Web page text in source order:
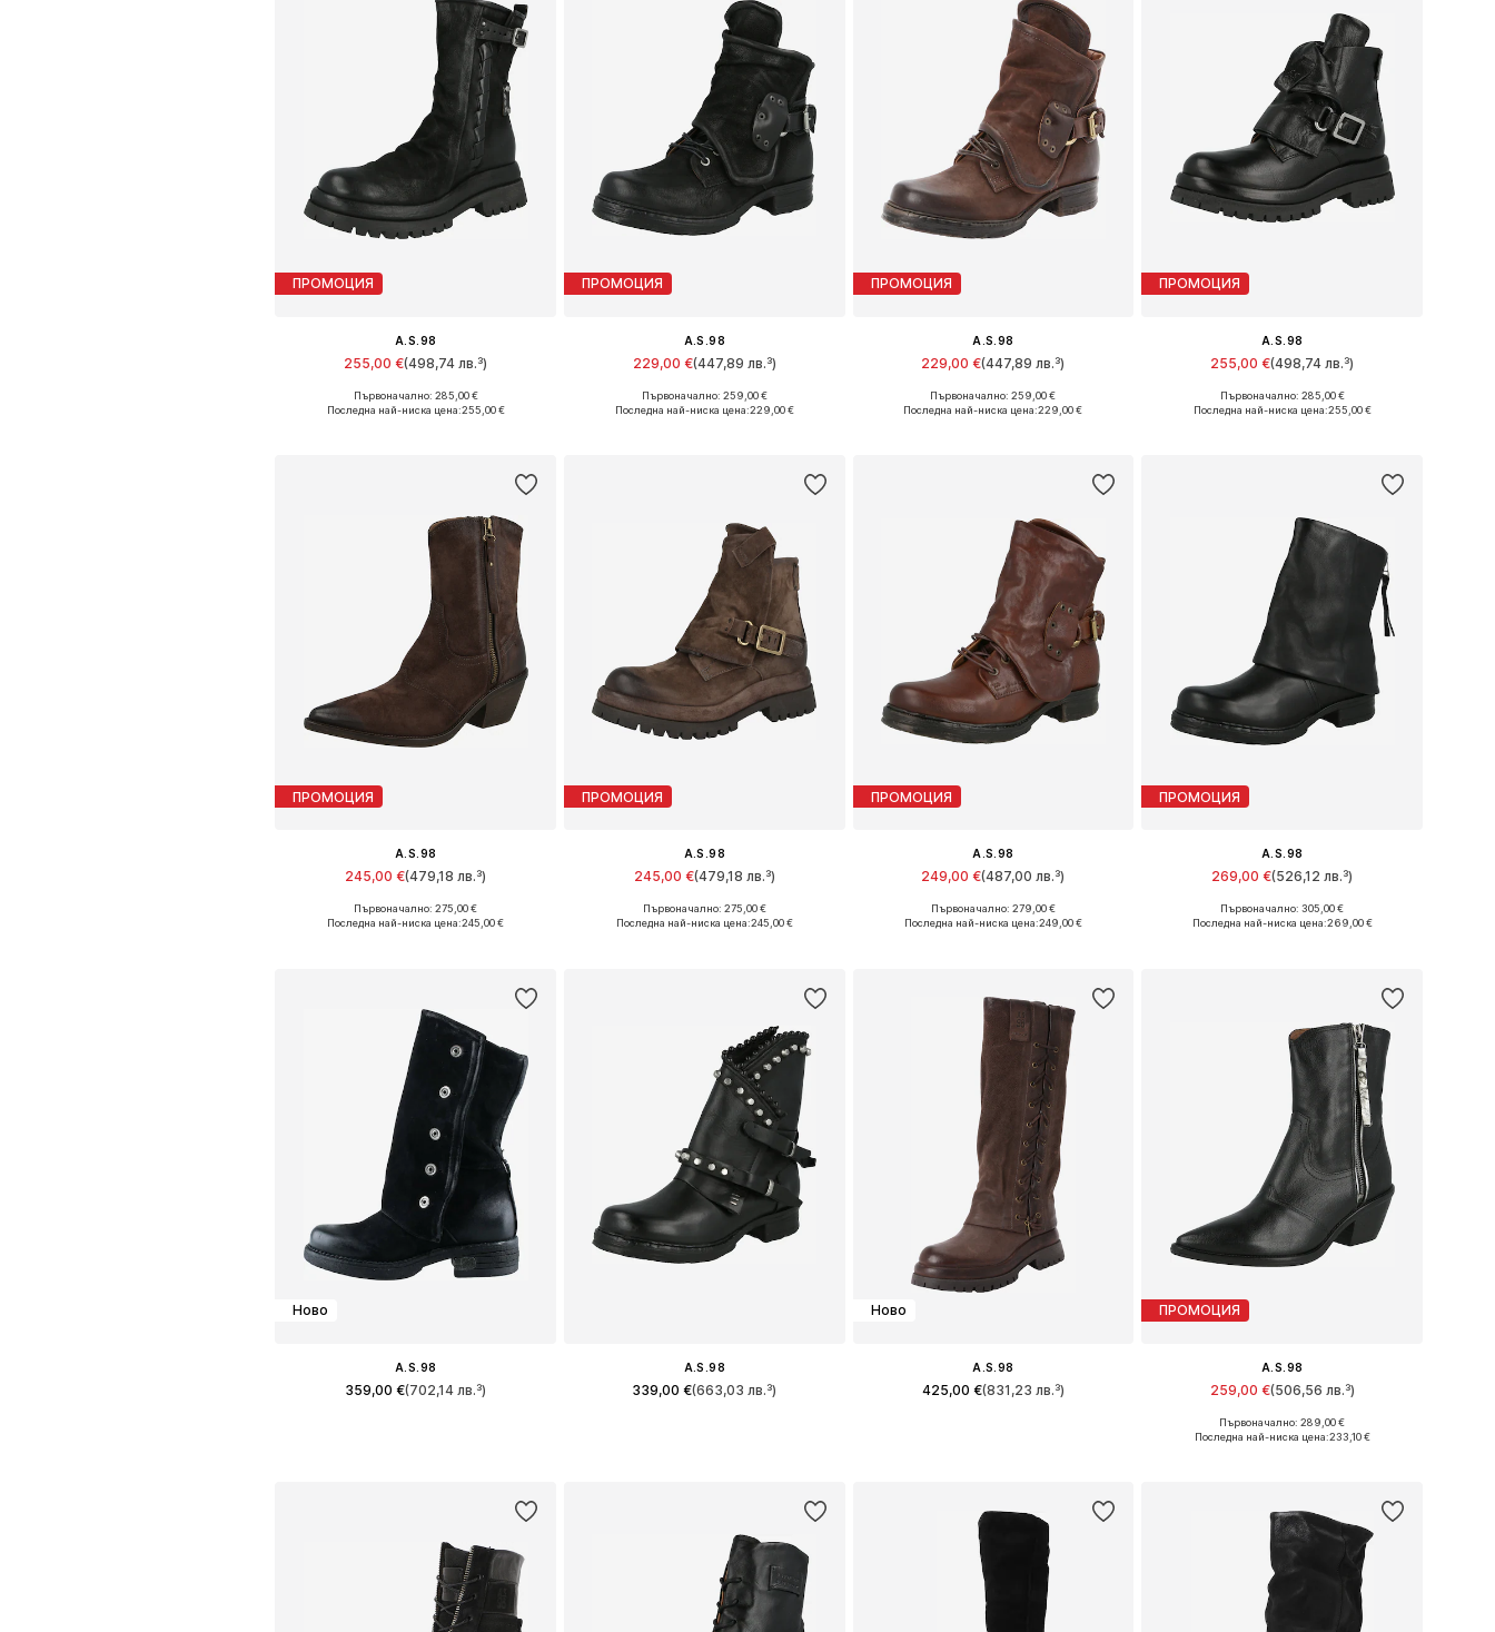
ПРОМОЦИЯ
A.S.98
255,00 €(498,74 лв.³)
Предлага се в много размери
Първоначално: 285,00 €
Последна най-ниска цена:255,00 €
ПРОМОЦИЯ
A.S.98
229,00 €(447,89 лв.³)
Предлага се в много размери
Първоначално: 259,00 €
Последна най-ниска цена:229,00 €
ПРОМОЦИЯ
A.S.98
229,00 €(447,89 лв.³)
Предлага се в много размери
Първоначално: 259,00 €
Последна най-ниска цена:229,00 €
ПРОМОЦИЯ
A.S.98
255,00 €(498,74 лв.³)
Предлага се в много размери
Първоначално: 285,00 €
Последна най-ниска цена:255,00 €
ПРОМОЦИЯ
A.S.98
245,00 €(479,18 лв.³)
Предлага се в много размери
Първоначално: 275,00 €
Последна най-ниска цена:245,00 €
ПРОМОЦИЯ
A.S.98
245,00 €(479,18 лв.³)
Предлага се в много размери
Първоначално: 275,00 €
Последна най-ниска цена:245,00 €
ПРОМОЦИЯ
A.S.98
249,00 €(487,00 лв.³)
Предлага се в много размери
Първоначално: 279,00 €
Последна най-ниска цена:249,00 €
ПРОМОЦИЯ
A.S.98
269,00 €(526,12 лв.³)
Предлага се в много размери
Първоначално: 305,00 €
Последна най-ниска цена:269,00 €
Ново
A.S.98
359,00 €(702,14 лв.³)
A.S.98
339,00 €(663,03 лв.³)
Ново
A.S.98
425,00 €(831,23 лв.³)
ПРОМОЦИЯ
A.S.98
259,00 €(506,56 лв.³)
Предлага се в много размери
Първоначално: 289,00 €
Последна най-ниска цена:233,10 €